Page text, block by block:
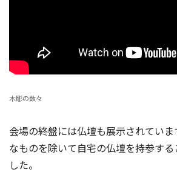
木彫の数々
会場の終盤には仏壇も展示されてい
なものを除いて自宅の仏壇を持参す
した。